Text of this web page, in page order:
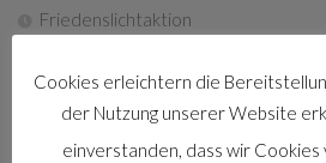
Friedenslichtaktion
Tag der offenen Tür 2025
Cookies erleichtern die
der Nutzung unserer Website
einverstanden, dass wir Cookies